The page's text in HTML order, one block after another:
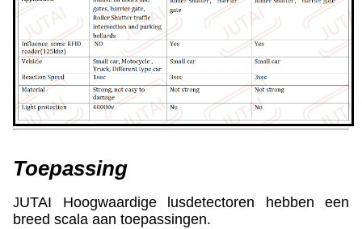
Toepassing
JUTAI Hoogwaardige lusdetectoren hebben een
breed scala aan toepassingen.